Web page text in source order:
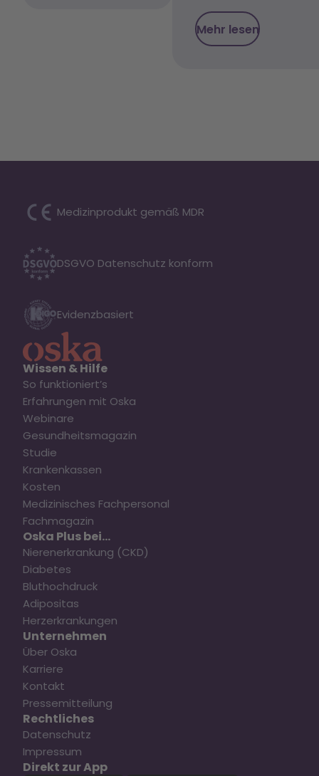
Mehr lesen
Medizinprodukt gemäß MDR
DSGVO Datenschutz konform
Evidenzbasiert
Wissen & Hilfe
So funktioniert’s
Erfahrungen mit Oska
Webinare
Gesundheitsmagazin
Studie
Krankenkassen
Kosten
Medizinisches Fachpersonal
Fachmagazin
Oska Plus bei...
Nierenerkrankung (CKD)
Diabetes
Bluthochdruck
Adipositas
Herzerkrankungen
Unternehmen
Über Oska
Karriere
Kontakt
Pressemitteilung
Rechtliches
Datenschutz
Impressum
Direkt zur App